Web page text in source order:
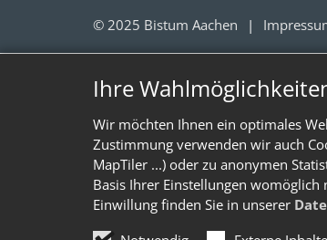
Ihre
Wir möchten Ihnen ein optimales
Zustimmung verwenden wir auch
MapTiler ...) oder zu anonymen
Basis Ihrer Einstellungen
Einwillung finden Sie in unserer
© 2025 Bistum Aachen